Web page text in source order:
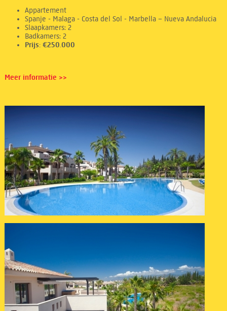
Appartement
Spanje - Malaga - Costa del Sol - Marbella – Nueva Andalucia
Slaapkamers: 2
Badkamers: 2
Prijs: €250.000
Meer informatie >>